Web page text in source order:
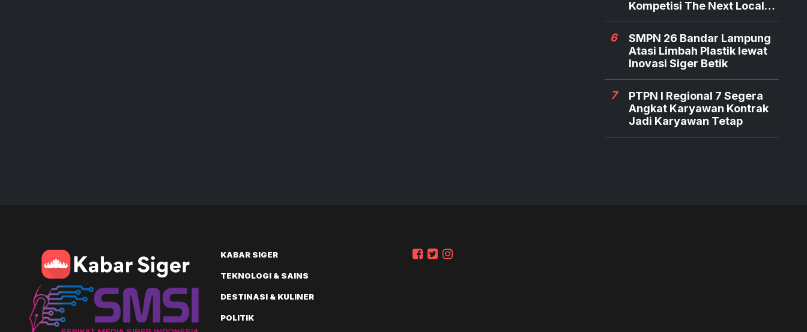
Kompetisi The Next Local
6
SMPN 26 Bandar Lampung
Atasi Limbah Plastik lewat
Inovasi Siger Betik
7
PTPN I Regional 7 Segera
Angkat Karyawan Kontrak
Jadi Karyawan Tetap
KABAR SIGER
TEKNOLOGI & SAINS
DESTINASI & KULINER
POLITIK